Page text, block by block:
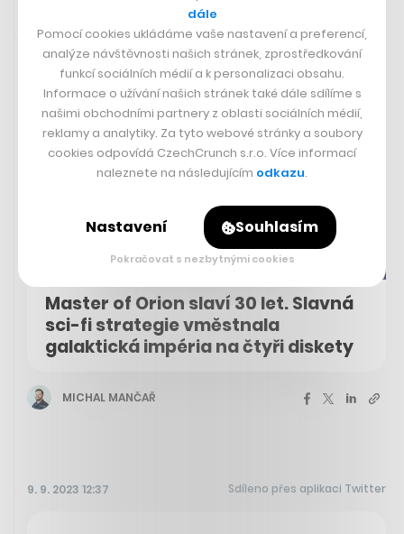
9. 9. 2023 13:18
Master of Orion slaví 30 let. Slavná
sci-fi strategie vměstnala
galaktická impéria na čtyři diskety
MICHAL MANČAŘ
9. 9. 2023 12:37 Sdíleno přes aplikaci Twitter
dále
Pomocí cookies ukládáme vaše nastavení a preferencí,
analýze návštěvnosti našich stránek, zprostředkování
funkcí sociálních médií a k personalizaci obsahu.
Informace o užívání našich stránek také dále sdílíme s
našimi obchodními partnery z oblasti sociálních médií,
reklamy a analytiky. Za tyto webové stránky a soubory
cookies odpovídá CzechCrunch s.r.o. Více informací
naleznete na následujícím odkazu.
Nastavení Souhlasím
Pokračovat s nezbytnými cookies